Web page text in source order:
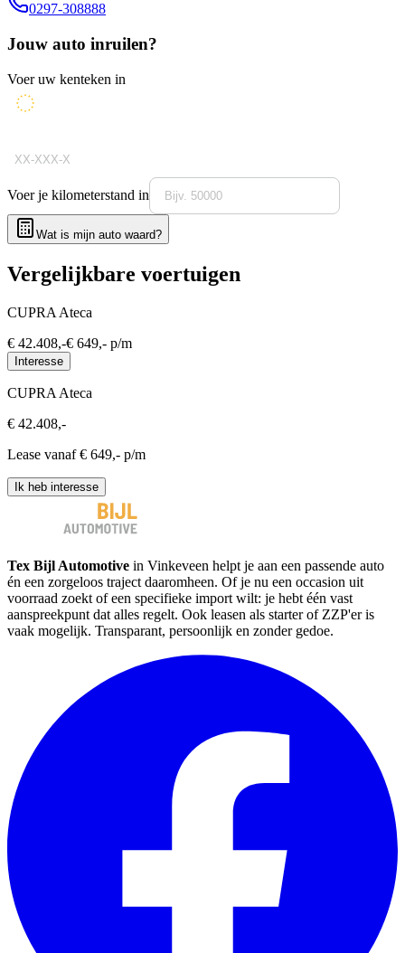
0297-308888
Jouw auto inruilen?
Voer uw kenteken in
Voer je kilometerstand in
Wat is mijn auto waard?
Vergelijkbare voertuigen
CUPRA Ateca
€ 42.408,-€ 649,- p/m
Interesse
CUPRA Ateca
€ 42.408,-
Lease vanaf € 649,- p/m
Ik heb interesse
Tex Bijl Automotive in Vinkeveen helpt je aan een passende auto
én een zorgeloos traject daaromheen. Of je nu een occasion uit
voorraad zoekt of een specifieke import wilt: je hebt één vast
aanspreekpunt dat alles regelt. Ook leasen als starter of ZZP'er is
vaak mogelijk. Transparant, persoonlijk en zonder gedoe.